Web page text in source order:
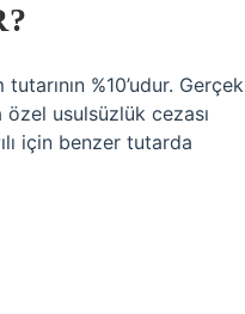
%10’udur. Gerçek
usulsüzlük cezası
için benzer tutarda